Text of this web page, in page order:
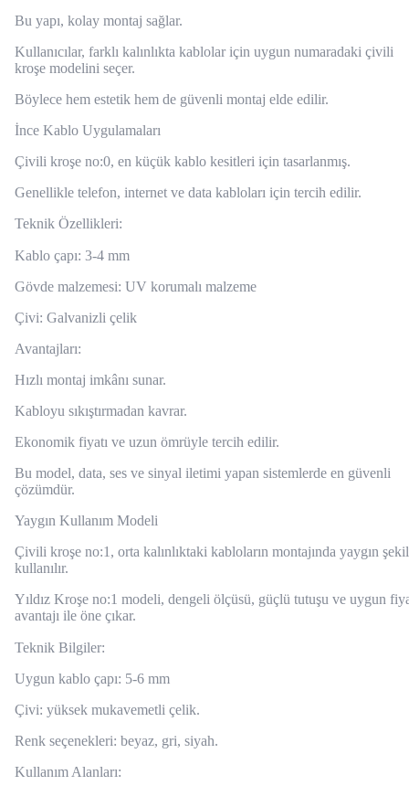
Bu yapı, kolay montaj sağlar.
Kullanıcılar, farklı kalınlıkta kablolar için uygun numaradaki çivili
kroşe modelini seçer.
Böylece hem estetik hem de güvenli montaj elde edilir.
İnce Kablo Uygulamaları
Çivili kroşe no:0, en küçük kablo kesitleri için tasarlanmış.
Genellikle telefon, internet ve data kabloları için tercih edilir.
Teknik Özellikleri:
Kablo çapı: 3-4 mm
Gövde malzemesi: UV korumalı malzeme
Çivi: Galvanizli çelik
Avantajları:
Hızlı montaj imkânı sunar.
Kabloyu sıkıştırmadan kavrar.
Ekonomik fiyatı ve uzun ömrüyle tercih edilir.
Bu model, data, ses ve sinyal iletimi yapan sistemlerde en güvenli
çözümdür.
Yaygın Kullanım Modeli
Çivili kroşe no:1, orta kalınlıktaki kabloların montajında yaygın
kullanılır.
Yıldız Kroşe no:1 modeli, dengeli ölçüsü, güçlü tutuşu ve uygun
avantajı ile öne çıkar.
Teknik Bilgiler:
Uygun kablo çapı: 5-6 mm
Çivi: yüksek mukavemetli çelik.
Renk seçenekleri: beyaz, gri, siyah.
Kullanım Alanları: